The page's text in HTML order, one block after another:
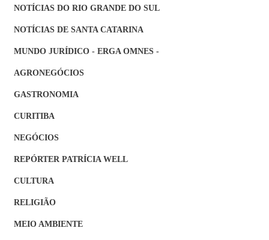
NOTÍCIAS DO RIO GRANDE DO SUL
NOTÍCIAS DE SANTA CATARINA
MUNDO JURÍDICO - ERGA OMNES -
AGRONEGÓCIOS
GASTRONOMIA
CURITIBA
NEGÓCIOS
REPÓRTER PATRÍCIA WELL
CULTURA
RELIGIÃO
MEIO AMBIENTE